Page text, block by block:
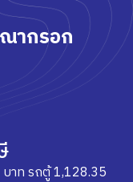
ากรอก
าท รถตู้ 1,128.35